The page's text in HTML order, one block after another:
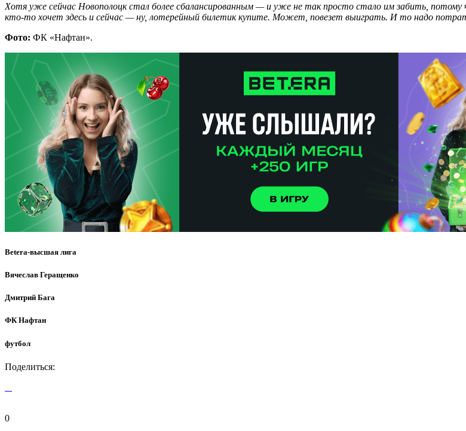
Хотя уже сейчас Новополоцк стал более сбалансированным — и уже не так просто стало им забить,
кто-то хочет здесь и сейчас — ну, лотерейный билетик купите. Может, повезет выиграть. И то надо
Фото: ФК «Нафтан».
Betera-высшая лига
Вячеслав Геращенко
Дмитрий Бага
ФК Нафтан
футбол
Поделиться:
0